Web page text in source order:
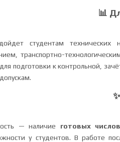
📊
студентам
транспортно-
подготовки к контрольной,
— наличие готовых
у студентов. В работе